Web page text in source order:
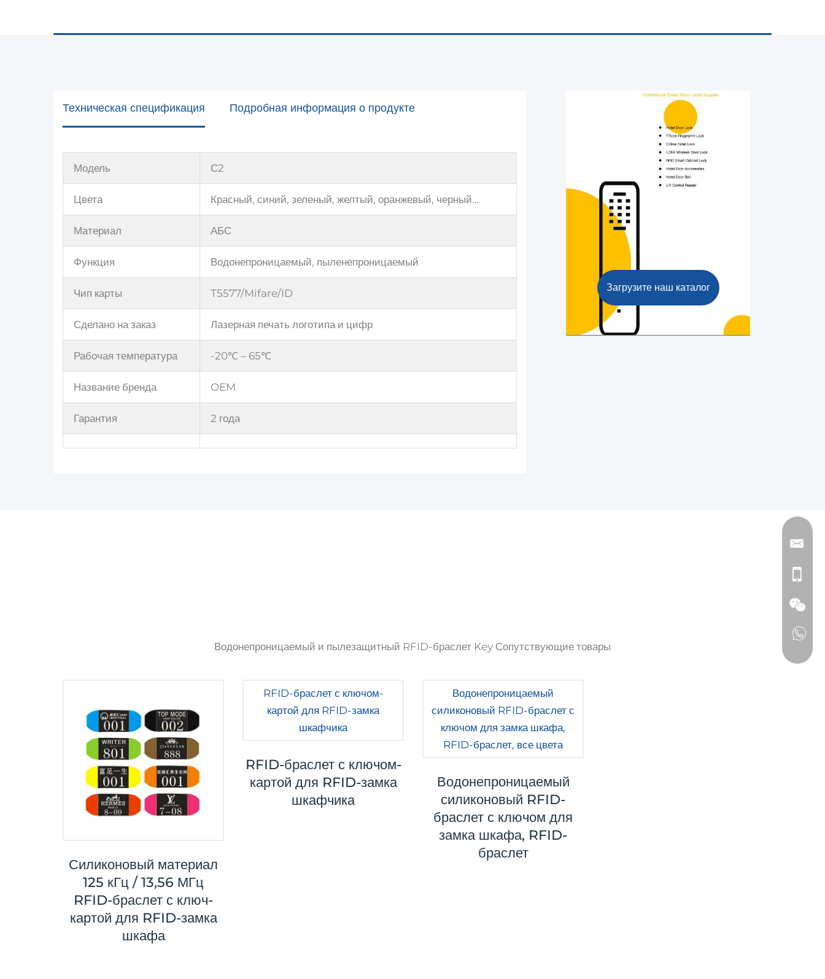
Техническая спецификация Подробная информация о продукте
Модель С2
Цвета Красный, синий, зеленый, желтый, оранжевый, черный…
Материал АБС
Функция Водонепроницаемый, пыленепроницаемый
Чип карты T5577/Mifare/ID
Сделано на заказ Лазерная печать логотипа и цифр
Рабочая температура -20℃ – 65℃
Название бренда OEM
Гарантия 2 года
Загрузите наш каталог
Водонепроницаемый и пылезащитный RFID-браслет Key Сопутствующие товары
Силиконовый материал
125 кГц / 13,56 МГц
RFID-браслет с ключ-
картой для RFID-замка
шкафа
RFID-браслет с ключом-
картой для RFID-замка
шкафчика
Водонепроницаемый
силиконовый RFID-
браслет с ключом для
замка шкафа, RFID-
браслет